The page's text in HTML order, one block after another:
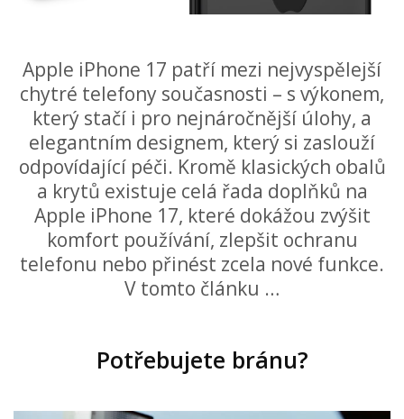
Apple iPhone 17 patří mezi nejvyspělejší
chytré telefony současnosti – s výkonem,
který stačí i pro nejnáročnější úlohy, a
elegantním designem, který si zaslouží
odpovídající péči. Kromě klasických obalů
a krytů existuje celá řada doplňků na
Apple iPhone 17, které dokážou zvýšit
komfort používání, zlepšit ochranu
telefonu nebo přinést zcela nové funkce.
V tomto článku …
Potřebujete bránu?